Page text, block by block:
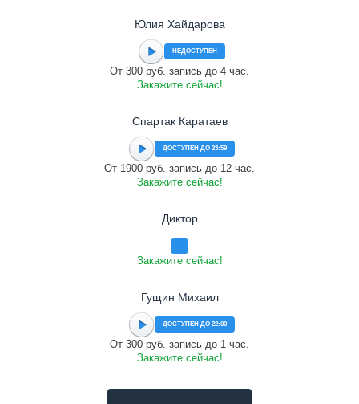
Юлия Хайдарова
НЕДОСТУПЕН
От 300 руб. запись до 4 час.
Закажите сейчас!
Спартак Каратаев
ДОСТУПЕН ДО 23:59
От 1900 руб. запись до 12 час.
Закажите сейчас!
Диктор
Закажите сейчас!
Гущин Михаил
ДОСТУПЕН ДО 22:00
От 300 руб. запись до 1 час.
Закажите сейчас!